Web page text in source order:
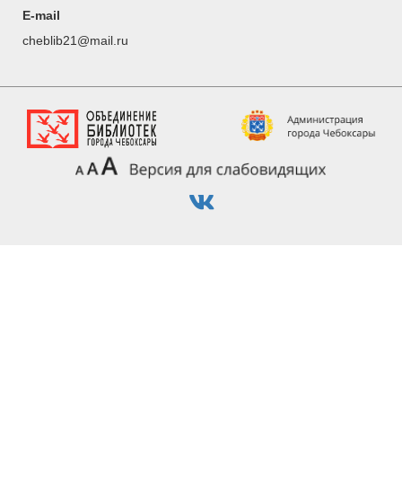
E-mail
cheblib21@mail.ru